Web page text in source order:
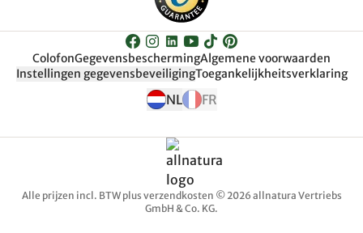
ColofonGegevensbeschermingAlgemene voorwaarden
Instellingen gegevensbeveiligingToegankelijkheitsverklaring
NL FR
Alle prijzen incl. BTW plus verzendkosten © 2026 allnatura Vertriebs
GmbH & Co. KG.